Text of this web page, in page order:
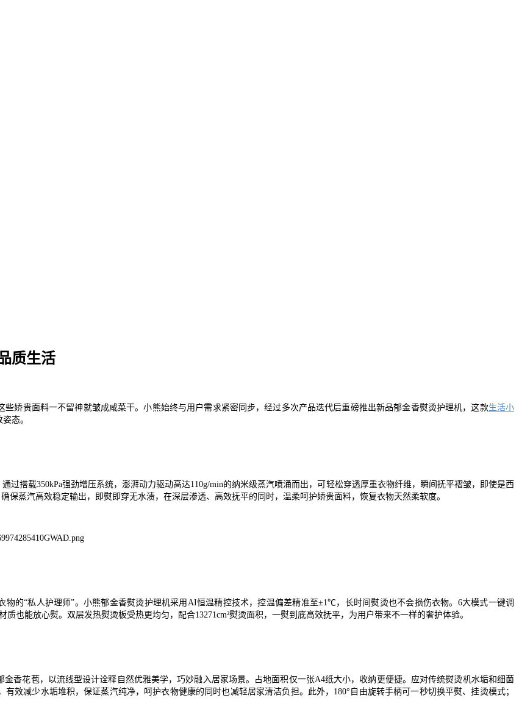
质生活
娇贵面料一不留神就皱成咸菜干。小熊始终与用户需求紧密同步，经过多次产品迭代后重磅推出新品郁金香熨烫护理机，这款生活小
态。
过搭载350kPa强劲增压系统，澎湃动力驱动高达110g/min的纳米级蒸汽喷涌而出，可轻松穿透厚重衣物纤维，瞬间抚平褶皱，即使是西
保蒸汽高效稳定输出，即熨即穿无水渍，在深层渗透、高效抚平的同时，温柔呵护娇贵面料，恢复衣物天然柔软度。
物的“私人护理师”。小熊郁金香熨烫护理机采用AI恒温精控技术，控温偏差精准至±1℃，长时间熨烫也不会损伤衣物。6大模式一键调
也能放心熨。双层发热熨烫板受热更均匀，配合13271cm²熨烫面积，一熨到底高效抚平，为用户带来不一样的奢护体验。
香花苞，以流线型设计诠释自然优雅美学，巧妙融入居家场景。占地面积仅一张A4纸大小，收纳更便捷。应对传统熨烫机水垢和细菌
效减少水垢堆积，保证蒸汽纯净，呵护衣物健康的同时也减轻居家清洁负担。此外，180°自由旋转手柄可一秒切换平熨、挂烫模式；